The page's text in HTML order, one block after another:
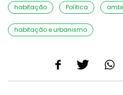
habitação Política
habitação e urbanismo